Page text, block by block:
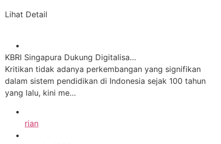
Lihat Detail
KBRI Singapura Dukung Digitalisa…
Kritikan tidak adanya perkembangan yang signifikan
dalam sistem pendidikan di Indonesia sejak 100 tahun
yang lalu, kini me…
rian